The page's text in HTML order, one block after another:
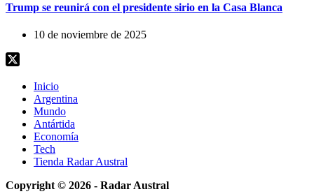
Trump se reunirá con el presidente sirio en la Casa Blanca
10 de noviembre de 2025
Inicio
Argentina
Mundo
Antártida
Economía
Tech
Tienda Radar Austral
Copyright © 2026 - Radar Austral